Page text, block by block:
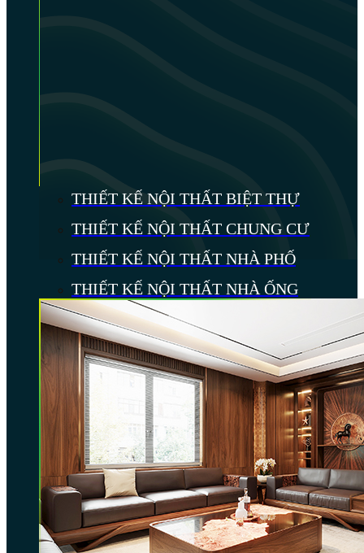
THIẾT KẾ NỘI THẤT BIỆT THỰ
THIẾT KẾ NỘI THẤT CHUNG CƯ
THIẾT KẾ NỘI THẤT NHÀ PHỐ
THIẾT KẾ NỘI THẤT NHÀ ỐNG